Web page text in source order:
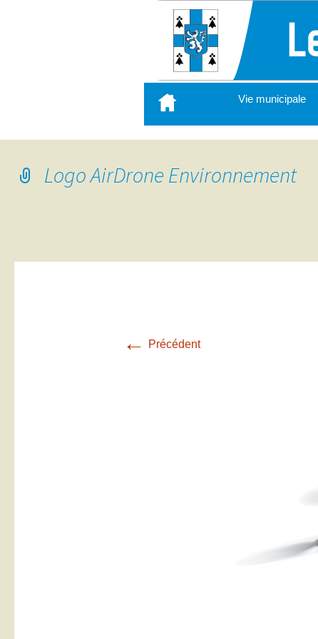
contenu
principal
Vie municipale
Logo AirDrone Environnement
← Précédent